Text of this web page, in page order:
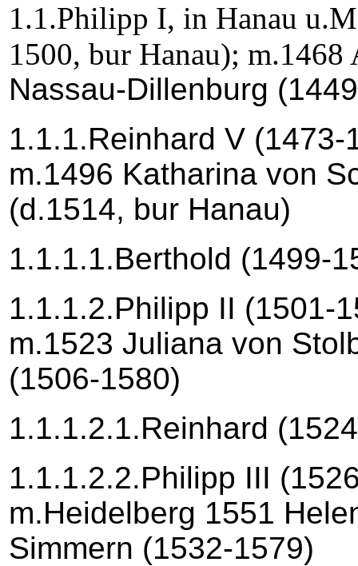
1.1.Philipp I, in Hanau
1500, bur Hanau); m.1468
Nassau-Dillenburg
1.1.1.Reinhard V
m.1496 Katharina von
(d.1514, bur Hanau)
1.1.1.1.Berthold (1499-
1.1.1.2.Philipp II (1501-
m.1523 Juliana von
(1506-1580)
1.1.1.2.1.Reinhard
1.1.1.2.2.Philipp III
m.Heidelberg 1551
Simmern (1532-1579)